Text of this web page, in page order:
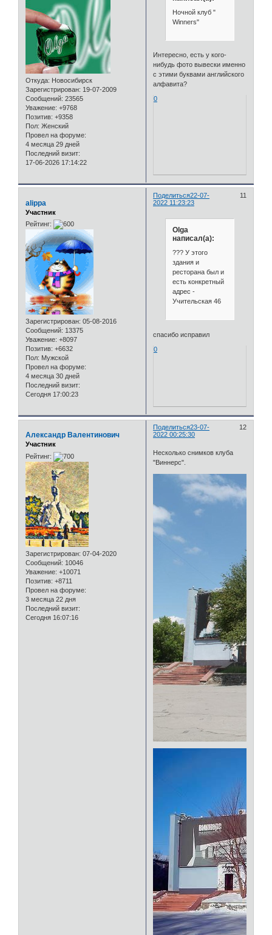
Откуда: Новосибирск
Зарегистрирован: 19-07-2009
Сообщений: 23565
Уважение: +9768
Позитив: +9358
Пол: Женский
Провел на форуме:
4 месяца 29 дней
Последний визит:
17-06-2026 17:14:22
Ночной клуб "
Winners"
Интересно, есть у кого-
нибудь фото вывески именно
с этими буквами английского
алфавита?
0
Поделиться 11
22-07-
2022 11:23:23
alippa
Участник
Рейтинг:
Зарегистрирован: 05-08-2016
Сообщений: 13375
Уважение: +8097
Позитив: +6632
Пол: Мужской
Провел на форуме:
4 месяца 30 дней
Последний визит:
Сегодня 17:00:23
Olga
написал(а):
??? У этого
здания и
ресторана был и
есть конкретный
адрес -
Учительская 46
спасибо исправил
0
Поделиться 12
23-07-
2022 00:25:30
Александр Валентинович
Участник
Рейтинг:
Зарегистрирован: 07-04-2020
Сообщений: 10046
Уважение: +10071
Позитив: +8711
Провел на форуме:
3 месяца 22 дня
Последний визит:
Сегодня 16:07:16
Несколько снимков клуба
"Виннерс".